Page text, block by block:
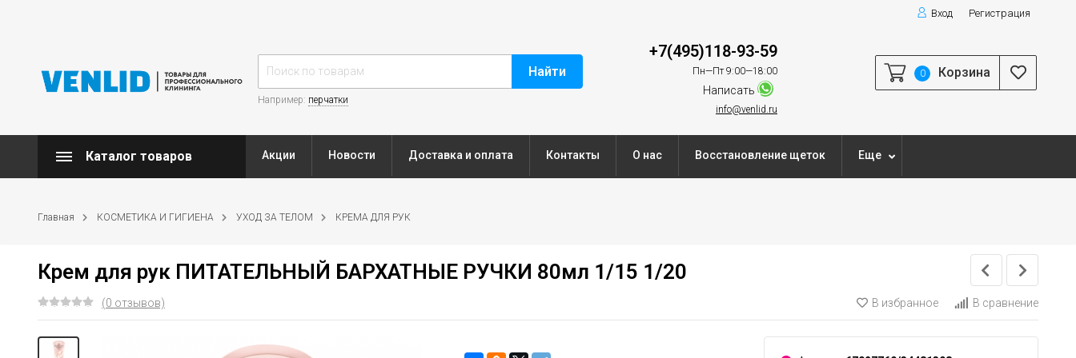
Вход Регистрация
Найти
Например: перчатки
+7(495)118-93-59
Пн—Пт 9:00—18:00
Написать
info@venlid.ru
0 Корзина
Каталог товаров Акции Новости Доставка и оплата Контакты О нас Восстановление щеток Еще
Главная КОСМЕТИКА И ГИГИЕНА УХОД ЗА ТЕЛОМ КРЕМА ДЛЯ РУК
Крем для рук ПИТАТЕЛЬНЫЙ БАРХАТНЫЕ РУЧКИ 80мл 1/15 1/20
(0 отзывов) В избранное В сравнение